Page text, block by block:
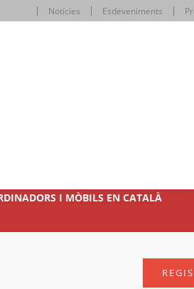
Notícies Esdeveniments
I MÒBILS EN CATALÀ